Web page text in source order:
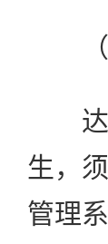
（
达到
生，
管理